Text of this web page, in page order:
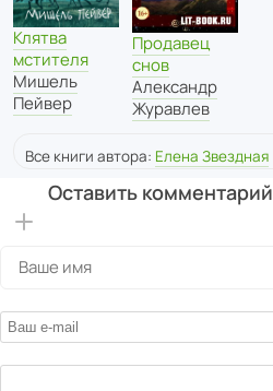
Клятва
мстителя
Мишель
Пейвер
Продавец
снов
Александр
Журавлев
Все книги автора: Елена Звездная
Оставить комментарий